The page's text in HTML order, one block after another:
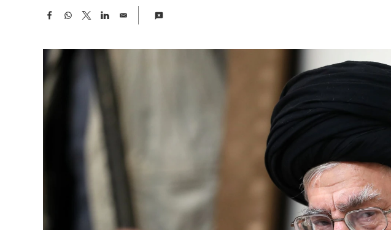
F
e
b
o
k
W
t
T
w
t
e
L
k
E
i